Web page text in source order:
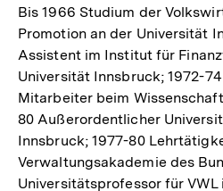
Bis 1966 Studium der
Promotion an der Universität
Assistent im Institut für
Universität Innsbruck; 1972-
Mitarbeiter beim
80 Außerordentlicher
Innsbruck; 1977-80
Verwaltungsakademie des
Universitätsprofessor für VWL